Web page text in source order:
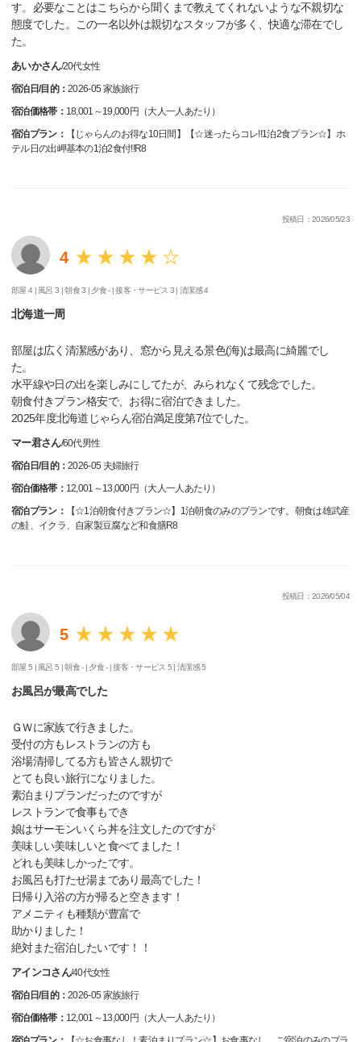
す。必要なことはこちらから聞くまで教えてくれないような不親切な
態度でした。この一名以外は親切なスタッフが多く、快適な滞在でし
た。
あいかさん/20代女性
宿泊日/目的：2026-05 家族旅行
宿泊価格帯： 18,001～19,000円（大人一人あたり）
宿泊プラン：
【じゃらんのお得な10日間】【☆迷ったらコレ!!1泊2食プラン☆】ホ
テル日の出岬基本の1泊2食付!!R8
投稿日：2026/05/23
4
部屋 4 | 風呂 3 |朝食 3 | 夕食 - |接客・サービス 3 |清潔感 4
北海道一周
部屋は広く清潔感があり、窓から見える景色(海)は最高に綺麗でし
た。
水平線や日の出を楽しみにしてたが、みられなくて残念でした。
朝食付きプラン格安で、お得に宿泊できました。
2025年度北海道じゃらん宿泊満足度第7位でした。
マー君さん/60代男性
宿泊日/目的：2026-05 夫婦旅行
宿泊価格帯： 12,001～13,000円（大人一人あたり）
宿泊プラン：
【☆1泊朝食付きプラン☆】1泊朝食のみのプランです。朝食は雄武産
の鮭、イクラ、自家製豆腐など和食膳R8
投稿日：2026/05/04
5
部屋 5 | 風呂 5 |朝食 - | 夕食 - |接客・サービス 5 |清潔感 5
お風呂が最高でした
ＧＷに家族で行きました。
受付の方もレストランの方も
浴場清掃してる方も皆さん親切で
とても良い旅行になりました。
素泊まりプランだったのですが
レストランで食事もでき
娘はサーモンいくら丼を注文したのですが
美味しい美味しいと食べてました！
どれも美味しかったです。
お風呂も打たせ湯まであり最高でした！
日帰り入浴の方が帰ると空きます！
アメニティも種類が豊富で
助かりました！
絶対また宿泊したいです！！
アインコさん/40代女性
宿泊日/目的：2026-05 家族旅行
宿泊価格帯： 12,001～13,000円（大人一人あたり）